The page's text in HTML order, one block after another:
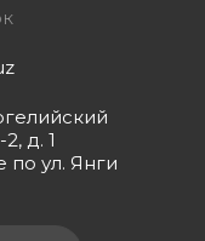
д. 1
по ул. Янги